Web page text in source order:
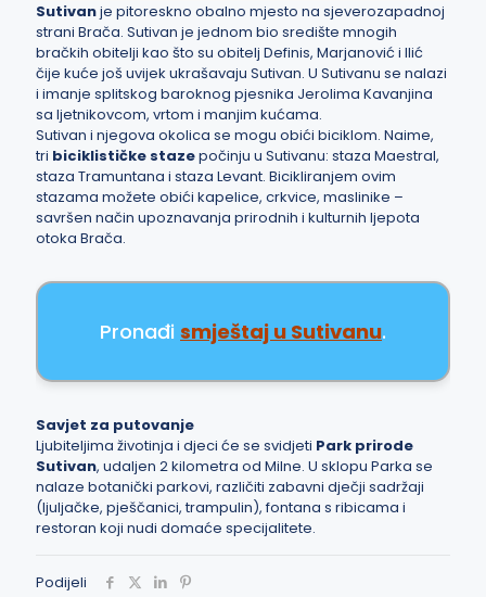
Sutivanje pitoreskno obalno mjesto na sjeverozapadnoj
strani Brača. Sutivan je jednom bio središte mnogih
bračkih obitelji kao što su obitelj Definis, Marjanović i Ilić
čije kuće još uvijek ukrašavaju Sutivan. U Sutivanu se nalazi
i imanje splitskog baroknog pjesnika Jerolima Kavanjina
sa ljetnikovcom, vrtom i manjim kućama.
Sutivan i njegova okolica se mogu obići biciklom. Naime,
tri biciklističke stazepočinju u Sutivanu: staza Maestral,
staza Tramuntana i staza Levant. Bicikliranjem ovim
stazama možete obići kapelice, crkvice, maslinike –
savršen način upoznavanja prirodnih i kulturnih ljepota
otoka Brača.
Pronađi smještaj u Sutivanu.
Savjet za putovanje
Ljubiteljima životinja i djeci će se svidjeti Park prirode
Sutivan, udaljen 2 kilometra od Milne. U sklopu Parka se
nalaze botanički parkovi, različiti zabavni dječji sadržaji
(ljuljačke, pješčanici, trampulin), fontana s ribicama i
restoran koji nudi domaće specijalitete.
Podijeli